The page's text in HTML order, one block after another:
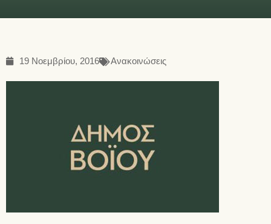
19 Νοεμβρίου, 2016 Ανακοινώσεις